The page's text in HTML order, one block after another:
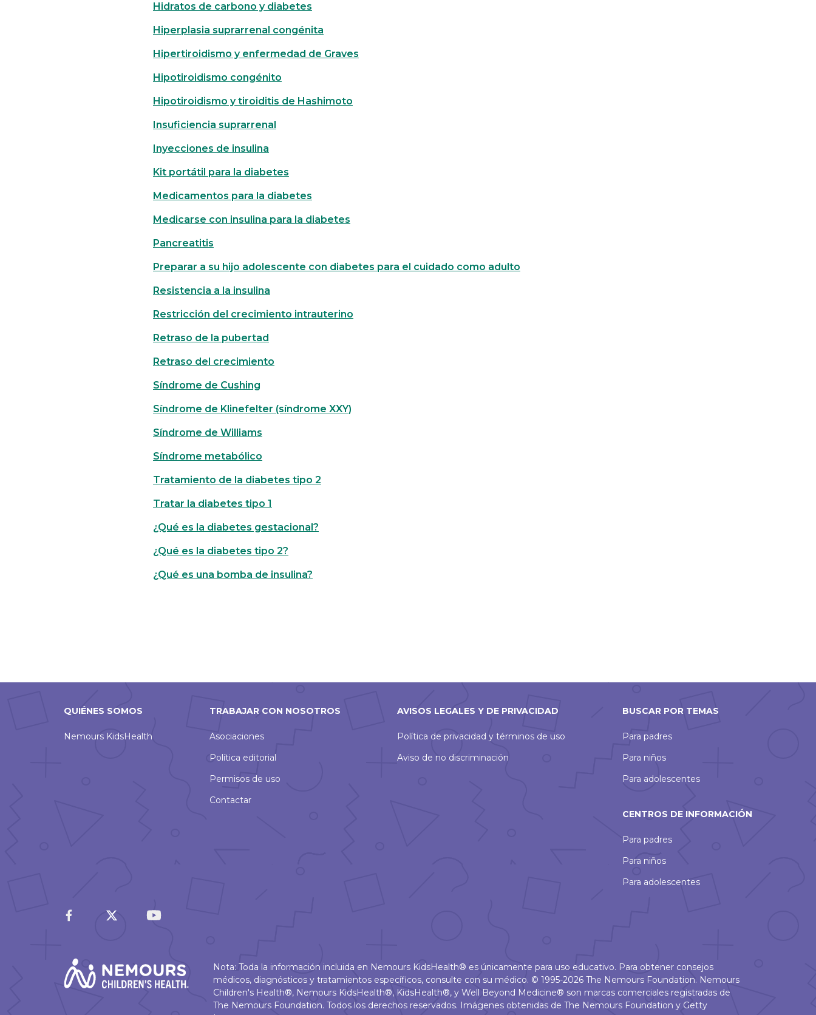
Hidratos de carbono y diabetes
Hiperplasia suprarrenal congénita
Hipertiroidismo y enfermedad de Graves
Hipotiroidismo congénito
Hipotiroidismo y tiroiditis de Hashimoto
Insuficiencia suprarrenal
Inyecciones de insulina
Kit portátil para la diabetes
Medicamentos para la diabetes
Medicarse con insulina para la diabetes
Pancreatitis
Preparar a su hijo adolescente con diabetes para el cuidado como adulto
Resistencia a la insulina
Restricción del crecimiento intrauterino
Retraso de la pubertad
Retraso del crecimiento
Síndrome de Cushing
Síndrome de Klinefelter (síndrome XXY)
Síndrome de Williams
Síndrome metabólico
Tratamiento de la diabetes tipo 2
Tratar la diabetes tipo 1
¿Qué es la diabetes gestacional?
¿Qué es la diabetes tipo 2?
¿Qué es una bomba de insulina?
QUIÉNES SOMOS
Nemours KidsHealth
TRABAJAR CON NOSOTROS
Asociaciones
Política editorial
Permisos de uso
Contactar
AVISOS LEGALES Y DE PRIVACIDAD
Política de privacidad y términos de uso
Aviso de no discriminación
BUSCAR POR TEMAS
Para padres
Para niños
Para adolescentes
CENTROS DE INFORMACIÓN
Para padres
Para niños
Para adolescentes
Nota: Toda la información incluida en Nemours KidsHealth® es únicamente para uso educativo. Para obtener consejos
médicos, diagnósticos y tratamientos específicos, consulte con su médico. © 1995-2026 The Nemours Foundation. Nemours
Children's Health®, Nemours KidsHealth®, KidsHealth®, y Well Beyond Medicine® son marcas comerciales registradas de
The Nemours Foundation. Todos los derechos reservados. Imágenes obtenidas de The Nemours Foundation y Getty